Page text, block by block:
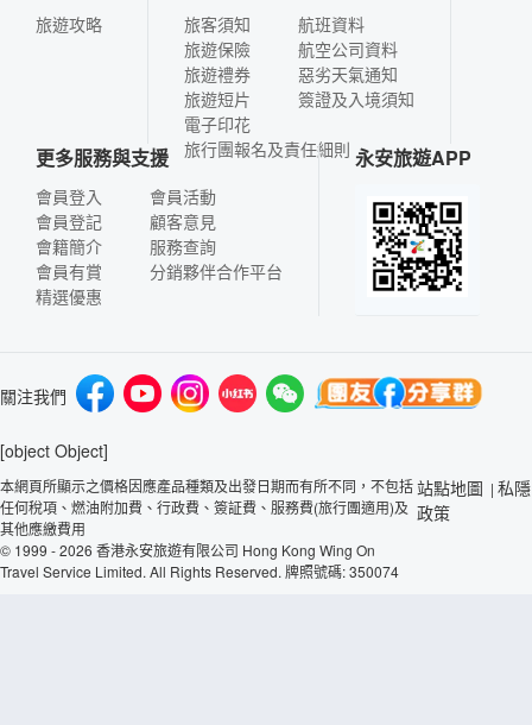
旅遊攻略
旅客須知
旅遊保險
旅遊禮券
旅遊短片
電子印花
航班資料
航空公司資料
惡劣天氣通知
簽證及入境須知
旅行團報名及責任細則
更多服務與支援
會員登入
會員登記
會籍簡介
會員有賞
精選優惠
會員活動
顧客意見
服務查詢
分銷夥伴合作平台
永安旅遊APP
關注我們
[object Object]
本網頁所顯示之價格因應產品種類及出發日期而有所不同，不包括
任何稅項、燃油附加費、行政費、簽証費、服務費(旅行團適用)及
其他應繳費用
© 1999 - 2026 香港永安旅遊有限公司 Hong Kong Wing On
Travel Service Limited. All Rights Reserved. 牌照號碼: 350074
站點地圖 | 私隱
政策